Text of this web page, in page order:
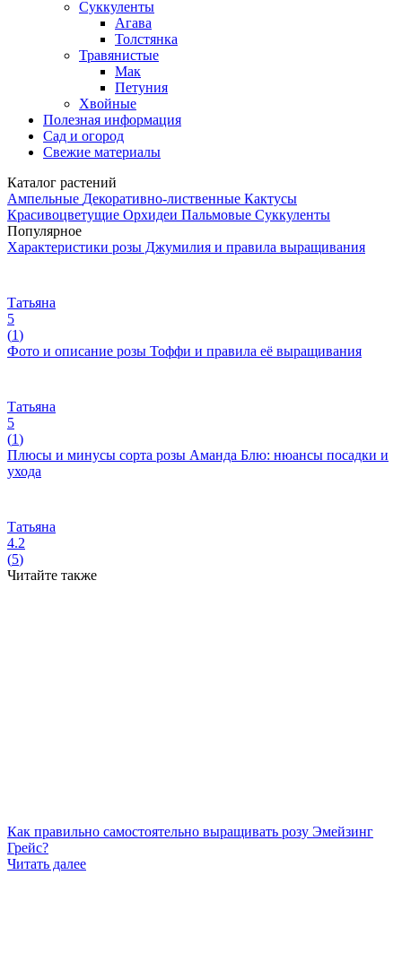
Суккуленты
Агава
Толстянка
Травянистые
Мак
Петуния
Хвойные
Полезная информация
Сад и огород
Свежие материалы
Каталог растений
Ампельные Декоративно-лиственные Кактусы
Красивоцветущие Орхидеи Пальмовые Суккуленты
Популярное
Характеристики розы Джумилия и правила выращивания
Татьяна
5
(1)
Фото и описание розы Тоффи и правила её выращивания
Татьяна
5
(1)
Плюсы и минусы сорта розы Аманда Блю: нюансы посадки и
ухода
Татьяна
4.2
(5)
Читайте также
Как правильно самостоятельно выращивать розу Эмейзинг
Грейс?
Читать далее